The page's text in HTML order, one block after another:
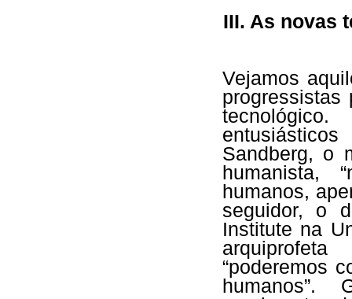
III. As novas
Vejamos
progressistas
Sandberg, o
humanista,
humanos,
seguidor, o
Institute na
“poderemos